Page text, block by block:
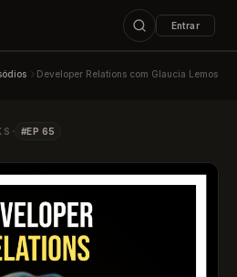
Entrar
Developer Relations com Glaucia Lemos
· #EP 65